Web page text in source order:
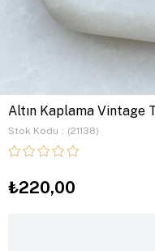
Altın Kaplama Vintage
Stok Kodu (21138)
₺220,00